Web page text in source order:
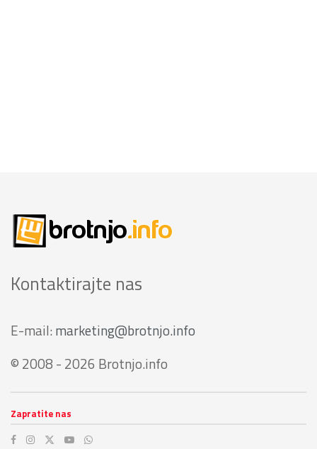
Kontaktirajte nas
E-mail: marketing@brotnjo.info
© 2008 - 2026 Brotnjo.info
Zapratite nas